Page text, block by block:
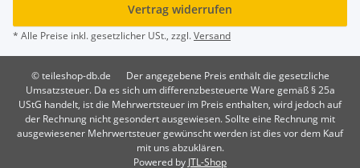
Vertrag widerrufen
* Alle Preise inkl. gesetzlicher USt., zzgl.Versand
© teileshop-db.de
Der angegebene Preis enthält die gesetzliche
Umsatzsteuer. Da es sich um differenzbesteuerte Ware gemäß § 25a
UStG handelt, ist die Mehrwertsteuer im Preis enthalten, wird jedoch auf
der Rechnung nicht gesondert ausgewiesen. Sollte eine Rechnung mit
ausgewiesener Mehrwertsteuer gewünscht werden ist dies vor dem Kauf
mit uns abzuklären.
Powered by JTL-Shop